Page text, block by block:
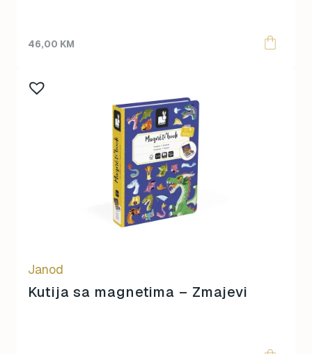
46,00 KM
Janod
Kutija sa magnetima – Zmajevi